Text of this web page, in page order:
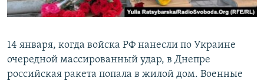
14 января, когда войска РФ нанесли по Украине
очередной массированный удар, в Днепре
российская ракета попала в жилой дом. Военные